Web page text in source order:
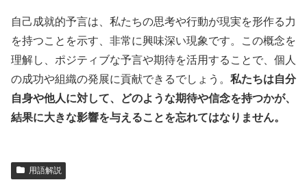
自己成就的予言は、私たちの思考や行動が現実を形作る力
を持つことを示す、非常に興味深い現象です。この概念を
理解し、ポジティブな予言や期待を活用することで、個人
の成功や組織の発展に貢献できるでしょう。 私たちは自分
自身や他人に対して、どのような期待や信念を持つかが、
結果に大きな影響を与えることを忘れてはなりません。
用語解説